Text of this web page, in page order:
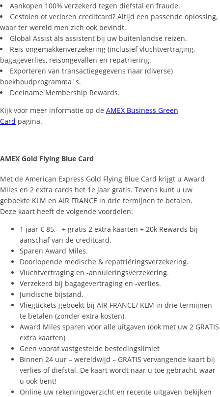
Aankopen 100% verzekerd tegen diefstal en fraude.
Gestolen of verloren creditcard? Altijd een passende oplossing,
waar ter wereld men zich ook bevindt.
Global Assist als assistent bij uw buitenlandse reizen.
Reis ongemakkenverzekering (inclusief vluchtvertraging,
bagageverlies, reisongevallen en repatriëring.
Exporteren van transactiegegevens naar (diverse)
boekhoudprogramma´s.
Deelname Membership Rewards.
Kijk voor meer informatie op de AMEX Business Green
Card pagina.
AMEX Gold Flying Blue Card
Met de American Express Gold Flying Blue Card krijgt u Award
Miles en 2 extra cards het 1e jaar gratis. Tevens kunt u uw
geboekte KLM en AIR FRANCE in drie termijnen te betalen.
Deze kaart heeft de volgende voordelen:
1 jaar € 85,- + gratis 2 extra kaarten + 20k Rewards bij
aanschaf van de creditcard.
Sparen Award Miles.
Doorlopende medische & repatriëringsverzekering.
Vluchtvertraging en -annuleringsverzekering.
Verzekerd bij bagagevertraging en -verlies.
Juridische bijstand.
Vliegtickets geboekt bij AIR FRANCE/ KLM in drie termijnen
te betalen (zonder extra kosten).
Award Miles sparen voor alle uitgaven (ook met uw 2 GRATIS
extra kaarten)
Geen vooraf vastgestelde bestedingslimiet
Binnen 24 uur – wereldwijd – GRATIS vervangende kaart bij
verlies of diefstal. De kaart wordt naar u toe gebracht, waar
u ook bent!
Online uw rekeningoverzicht en recente uitgaven bekijken